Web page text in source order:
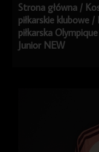
Strona główna /
piłkarskie klubowe /
piłkarska
Junior NEW